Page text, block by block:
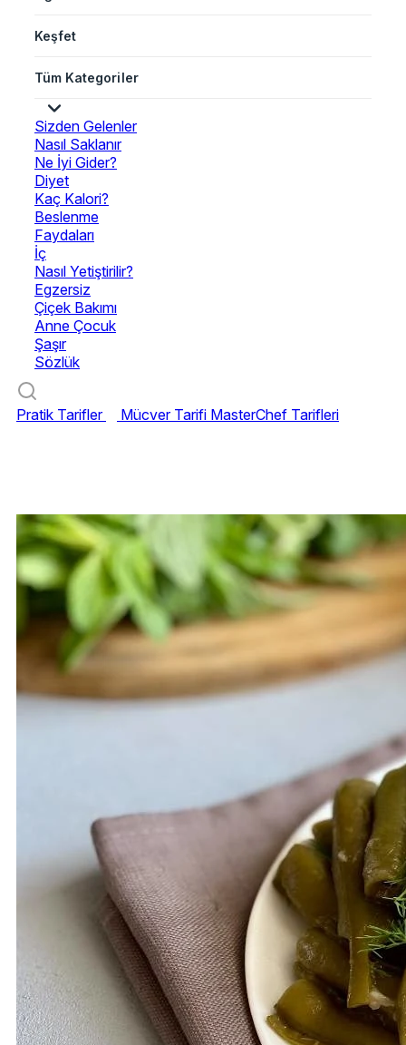
Keşfet
Tüm Kategoriler
Sizden Gelenler
Nasıl Saklanır
Ne İyi Gider?
Diyet
Kaç Kalori?
Beslenme
Faydaları
İç
Nasıl Yetiştirilir?
Egzersiz
Çiçek Bakımı
Anne Çocuk
Şaşır
Sözlük
Pratik Tarifler Mücver Tarifi MasterChef Tarifleri